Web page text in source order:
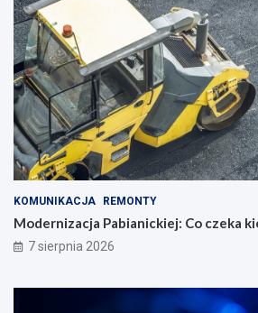
KOMUNIKACJA REMONTY
Modernizacja Pabianickiej: Co czeka
7 sierpnia 2026